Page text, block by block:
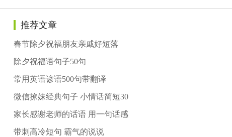
推荐文章
春节除夕祝福朋友亲戚好短落
除夕祝福语句子50句
常用英语谚语500句带翻译
微信撩妹经典句子 小情话简短30
家长感谢老师的话语 用一句话感
带刺高冷短句 霸气的说说